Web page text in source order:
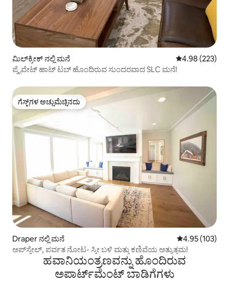
ಮಿಲ್‌ಕ್ರೀಕ್ ನಲ್ಲಿ ಮನೆ 5 ರಲ್ಲಿ 4.98
4.98 (223)
ಪ್ರೈವೇಟ್ ಹಾಟ್ ಟಬ್ ಹೊಂದಿರುವ ಸುಂದರವಾದ SLC ಮನೆ!
ಗೆಸ್ಟ್‌ಗಳ ಅಚ್ಚುಮೆಚ್ಚಿನದು
ಗೆಸ್ಟ್‌ಗಳ ಅಚ್ಚುಮೆಚ್ಚಿನದು
Draper ನಲ್ಲಿ ಮನೆ 5 ರಲ್ಲಿ 4.95
4.95 (103)
ಅಪ್‌ಸ್ಕೇಲ್, ಪರ್ವತ ನೋಟ- ಸ್ಕೀ ಬಳಿ ಮತ್ತು ಕಣಿವೆಯ ಅತ್ಯುತ್ತಮ!
ಹವಾನಿಯಂತ್ರಣವನ್ನು ಹೊಂದಿರುವ
ಅಪಾರ್ಟ್‌ಮೆಂಟ್‌ ಬಾಡಿಗೆಗಳು